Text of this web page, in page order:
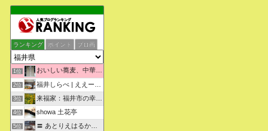
ランキング ポイント ブロ画
1位 おいしい蕎麦、中華そばを求めて彷徨うブログ
2位 福井しらべ | ええーっ！？そうなんや！知らんかったわ。
3位 来福家：福井市の幸せリフォーム物語
4位 showa 土花亭
5位 〓 あとりえはるかの日々悠悠 〓